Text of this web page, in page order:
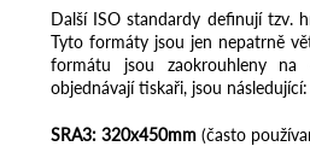
Další ISO standardy definují tzv.
Tyto formáty jsou jen nepatrně
formátu jsou zaokrouhleny na
objednávají tiskaři, jsou následující:
SRA3: 320x450mm (často